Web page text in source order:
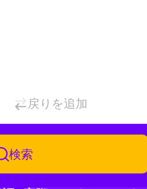
戻りを追加
検索